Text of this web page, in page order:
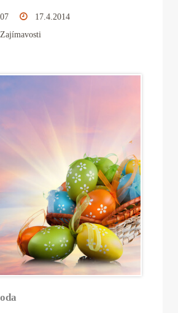
17.4.2014
Zajímavosti